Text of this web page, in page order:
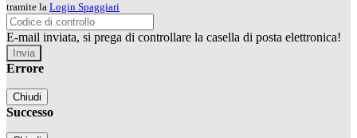
tramite la Login Spaggiari
E-mail inviata, si prega di controllare la casella di posta elettronica!
Errore
Chiudi
Successo